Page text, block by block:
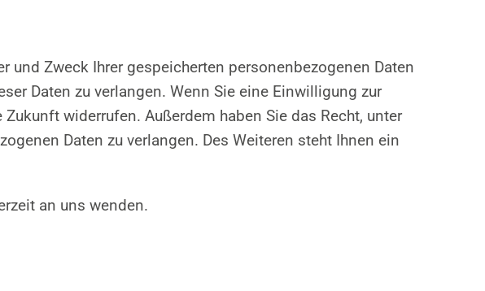
Zweck Ihrer gespeicherten personenbezogenen Daten
Daten zu verlangen. Wenn Sie eine Einwilligung zur
widerrufen. Außerdem haben Sie das Recht, unter
Daten zu verlangen. Des Weiteren steht Ihnen ein
an uns wenden.